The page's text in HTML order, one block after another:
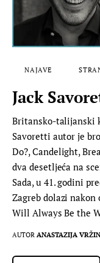
NAJAVE
Jack
Britansko-talijanski
Savoretti autor je
Do?, Candelight,
dva desetljeća na
Sada, u 41. godini
Zagreb dolazi nakon
Will Always Be the
AUTOR ANASTAZIJA